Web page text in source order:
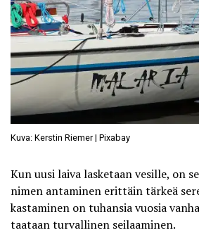
Kuva: Kerstin Riemer | Pixabay
Kun uusi laiva lasketaan vesille, on
nimen antaminen erittäin tärkeä
kastaminen on tuhansia vuosia
taataan turvallinen seilaaminen.